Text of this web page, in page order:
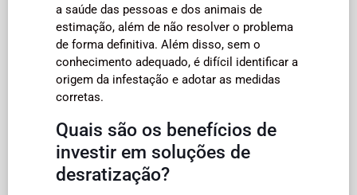
a saúde das pessoas e dos animais de
estimação, além de não resolver o problema
de forma definitiva. Além disso, sem o
conhecimento adequado, é difícil identificar a
origem da infestação e adotar as medidas
corretas.
Quais são os benefícios de
investir em soluções de
desratização?